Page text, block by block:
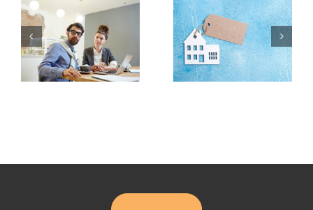
Compte
courant
d’associé :
et fiscalité
La location de
énergivores
en 2023